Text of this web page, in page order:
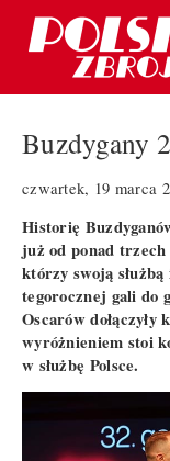
Buzdygany
czwartek, 19 marca
Historię
już od ponad
którzy swoją
tegorocznej gali do
Oscarów
wyróżnieniem stoi
w służbę Polsce.